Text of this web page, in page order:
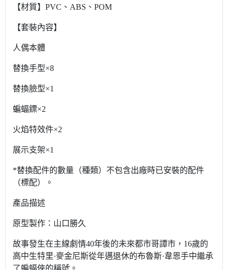
【材質】PVC、ABS、POM
【套裝內容】
人偶本體
替換手型×8
替換臉型×1
蝙蝠鏢×2
火焰特效件×2
展示支架×1
*替換配件的數量（種類）不包含出廠時已安裝的配件
（標配）。
產品描述
原型製作：山口勝久
故事發生在主線劇情40年後的未來都市哥譚市，16歲的
高中生特里·麥金尼斯從年邁退休的布魯斯·韋恩手中繼承